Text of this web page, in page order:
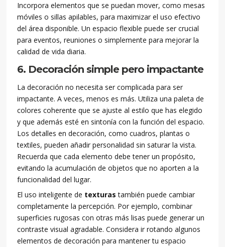
Incorpora elementos que se puedan mover, como mesas
móviles o sillas apilables, para maximizar el uso efectivo
del área disponible. Un espacio flexible puede ser crucial
para eventos, reuniones o simplemente para mejorar la
calidad de vida diaria.
6. Decoración simple pero impactante
La decoración no necesita ser complicada para ser
impactante. A veces, menos es más. Utiliza una paleta de
colores coherente que se ajuste al estilo que has elegido
y que además esté en sintonía con la función del espacio.
Los detalles en decoración, como cuadros, plantas o
textiles, pueden añadir personalidad sin saturar la vista.
Recuerda que cada elemento debe tener un propósito,
evitando la acumulación de objetos que no aporten a la
funcionalidad del lugar.
El uso inteligente de texturas también puede cambiar
completamente la percepción. Por ejemplo, combinar
superficies rugosas con otras más lisas puede generar un
contraste visual agradable. Considera ir rotando algunos
elementos de decoración para mantener tu espacio